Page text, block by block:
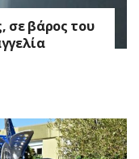
σε βάρος του